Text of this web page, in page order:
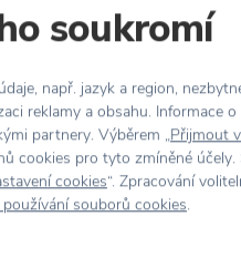
Objem
Rozmer
soukromí
např. jazyk a region,
reklamy a obsahu. Informace
partnery. Výběrem „Přijmout
cookies pro tyto zmíněné
cookies“. Zpracování
používání souborů cookies.